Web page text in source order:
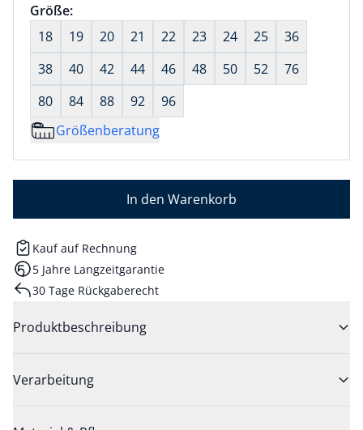
Größenauswahl:
Größe:nichts ausgewählt
18
19 20 21 22 23 24 25
36
38
40 42 44 46 48 50 52
76
80
84 88 92
96
Größenberatung
In den Warenkorb
Kauf auf Rechnung
5 Jahre Langzeitgarantie
30 Tage Rückgaberecht
Produktbeschreibung
Verarbeitung